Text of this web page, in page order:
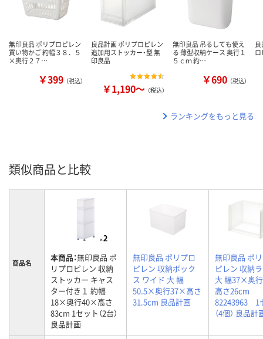
無印良品 ポリプロピレン
買い物かご 約幅３８．５
×奥行２７…
￥399 （税込）
良品計画 ポリプロピレン
追加用ストッカー・型 無
印良品
￥1,190～ （税込）
無印良品 吊るしても使え
る 薄型収納ケース 奥行１
５ｃｍ 約…
￥690 （税込）
ランキングをもっと見る
類似商品と比較
商品名 本商品：無印良品 ポ
リプロピレン 収納
ストッカー キャス
ター付き１ 約幅
18×奥行40×高さ
83cm 1セット（2台）
良品計画
無印良品 ポリプロ
ピレン 収納ボック
ス ワイド 大 幅
50.5×奥行37×高さ
31.5cm 良品計画
無印良品 ポ
ピレン 収納
大 幅37×奥
高さ26cm
82243963 1
（4個） 良品計